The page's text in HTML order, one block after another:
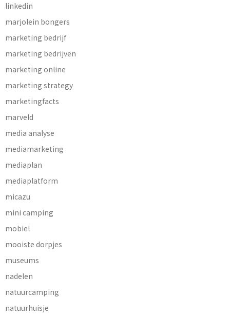
linkedin
marjolein bongers
marketing bedrijf
marketing bedrijven
marketing online
marketing strategy
marketingfacts
marveld
media analyse
mediamarketing
mediaplan
mediaplatform
micazu
mini camping
mobiel
mooiste dorpjes
museums
nadelen
natuurcamping
natuurhuisje